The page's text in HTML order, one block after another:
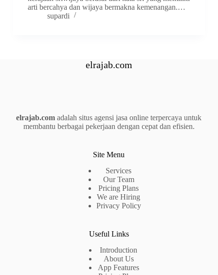
arti bercahya dan wijaya bermakna kemenangan.…
supardi
elrajab.com
elrajab.com adalah situs agensi jasa online terpercaya untuk
membantu berbagai pekerjaan dengan cepat dan efisien.
Site Menu
Services
Our Team
Pricing Plans
We are Hiring
Privacy Policy
Useful Links
Introduction
About Us
App Features